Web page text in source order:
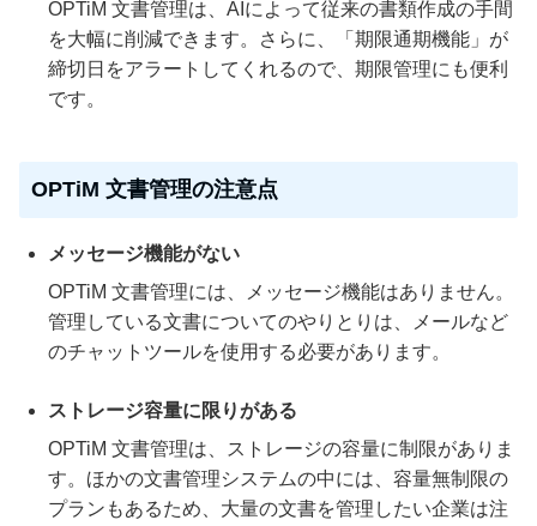
OPTiM 文書管理は、AIによって従来の書類作成の手間
を大幅に削減できます。さらに、「期限通期機能」が
締切日をアラートしてくれるので、期限管理にも便利
です。
OPTiM 文書管理の注意点
メッセージ機能がない
OPTiM 文書管理には、メッセージ機能はありません。
管理している文書についてのやりとりは、メールなど
のチャットツールを使用する必要があります。
ストレージ容量に限りがある
OPTiM 文書管理は、ストレージの容量に制限がありま
す。ほかの文書管理システムの中には、容量無制限の
プランもあるため、大量の文書を管理したい企業は注